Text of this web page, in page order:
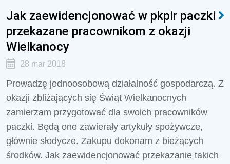
Jak zaewidencjonować w pkpir paczki
przekazane pracownikom z okazji
Wielkanocy
28 mar 2018
Prowadzę jednoosobową działalność gospodarczą. Z
okazji zbliżających się Świąt Wielkanocnych
zamierzam przygotować dla swoich pracowników
paczki. Będą one zawierały artykuły spożywcze,
głównie słodycze. Zakupu dokonam z bieżących
środków. Jak zaewidencjonować przekazanie takich